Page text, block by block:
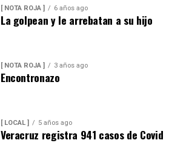
[ NOTA ROJA ] 6 años ago
La golpean y le arrebatan a su hijo
[ NOTA ROJA ] 3 años ago
Encontronazo
[ LOCAL ] 5 años ago
Veracruz registra 941 casos de Covid